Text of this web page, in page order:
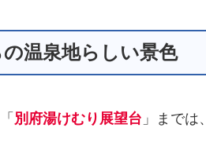
の温泉地らしい景色
別府湯けむり展望台 」までは、